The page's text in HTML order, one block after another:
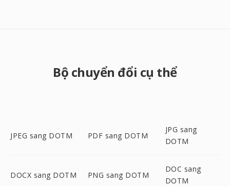
Bộ chuyển đổi cụ thể
JPEG sang DOTM PDF sang DOTM
JPG sang
DOTM
DOCX sang DOTM PNG sang DOTM
DOC sang
DOTM